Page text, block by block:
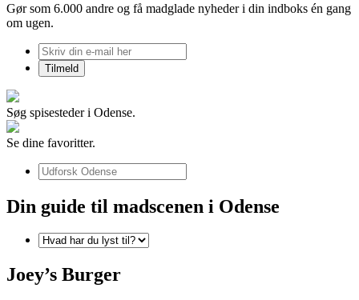
Gør som 6.000 andre og få madglade nyheder i din indboks én gang
om ugen.
Søg spisesteder i Odense.
Se dine favoritter.
Din guide til madscenen i Odense
Joey’s Burger